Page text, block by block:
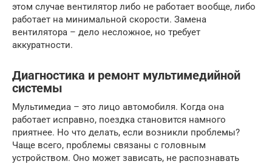
этом случае вентилятор либо не работает вообще, либо
работает на минимальной скорости. Замена
вентилятора – дело несложное, но требует
аккуратности.
Диагностика и ремонт мультимедийной
системы
Мультимедиа – это лицо автомобиля. Когда она
работает исправно, поездка становится намного
приятнее. Но что делать, если возникли проблемы?
Чаще всего, проблемы связаны с головным
устройством. Оно может зависать, не распознавать